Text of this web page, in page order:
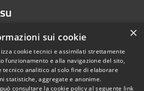
YoutubeWhatsapp
Copyright © 2026 •
×
sui cookie
cookie tecnici e assimilati strettamente
funzionamento e alla navigazione del sito,
tecnico analitico al solo fine di elaborare
statistiche, aggregate e anonime.
consultare la cookie policy al seguente link